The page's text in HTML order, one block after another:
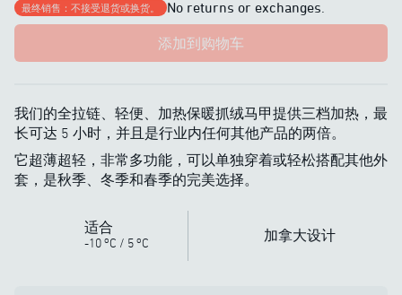
最终销售：不接受退货或换货。 No returns or exchanges.
添加到购物车
我们的全拉链、轻便、加热保暖抓绒马甲提供三档加热，最
长可达 5 小时，并且是行业内任何其他产品的两倍。
它超薄超轻，非常多功能，可以单独穿着或轻松搭配其他外
套，是秋季、冬季和春季的完美选择。
适合
-10 oC / 5 oC 加拿大设计